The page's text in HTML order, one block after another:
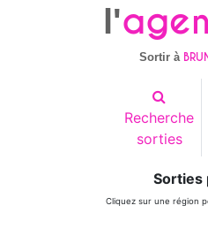
l'
Sortir à
Recherche
sorties
Sorties
Cliquez sur une région